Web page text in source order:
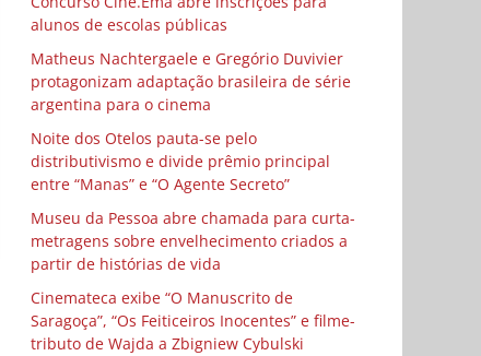
alunos de escolas públicas
Matheus Nachtergaele e Gregório Duvivier
protagonizam adaptação brasileira de série
argentina para o cinema
Noite dos Otelos pauta-se pelo
distributivismo e divide prêmio principal
entre “Manas” e “O Agente Secreto”
Museu da Pessoa abre chamada para curta-
metragens sobre envelhecimento criados a
partir de histórias de vida
Cinemateca exibe “O Manuscrito de
Saragoça”, “Os Feiticeiros Inocentes” e filme-
tributo de Wajda a Zbigniew Cybulski